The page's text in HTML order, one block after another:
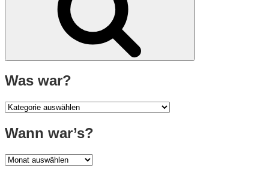
Was war?
Was
Wann war’s?
Wann